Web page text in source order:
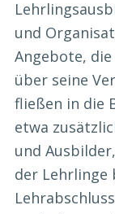
und
Angebote,
über seine
fließen in die
etwa
und
der Lehrlinge